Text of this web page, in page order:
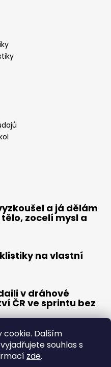
cookie. Dalším
souhlas s
zde.
a já dělám
zocelí mysl a
na vlastní
v dráhové
ČR ve sprintu bez